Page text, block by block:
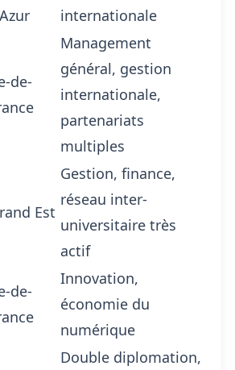
internationale
de-
Management
général, gestion
internationale,
partenariats
multiples
Est
Gestion, finance,
réseau inter-
universitaire très
actif
de-
Innovation,
économie du
numérique
Double diplomation,